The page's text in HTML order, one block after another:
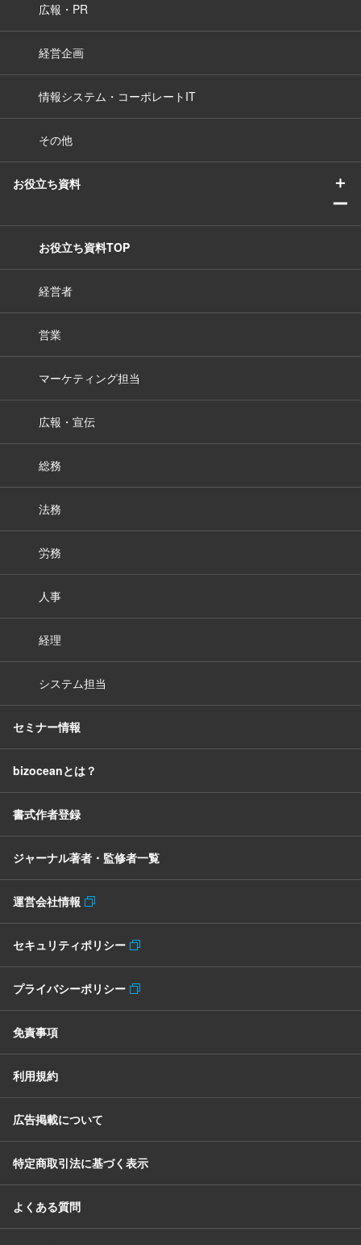
広報・PR
経営企画
情報システム・コーポレートIT
その他
お役立ち資料
＋
ー
お役立ち資料TOP
経営者
営業
マーケティング担当
広報・宣伝
総務
法務
労務
人事
経理
システム担当
セミナー情報
bizoceanとは？
書式作者登録
ジャーナル著者・監修者一覧
運営会社情報
セキュリティポリシー
プライバシーポリシー
免責事項
利用規約
広告掲載について
特定商取引法に基づく表示
よくある質問